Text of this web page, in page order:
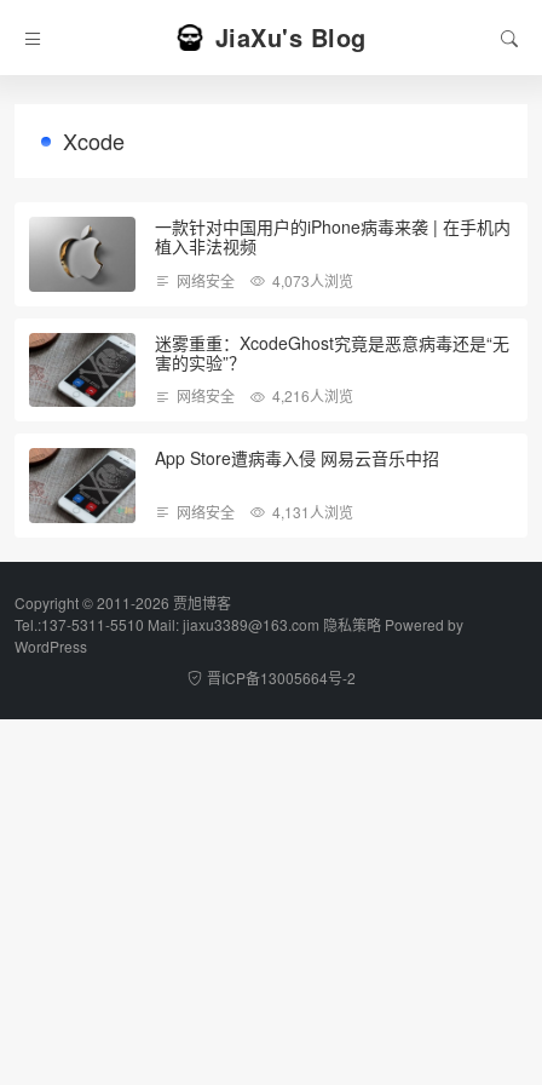
JiaXu's Blog
Xcode
一款针对中国用户的iPhone病毒来袭 | 在手机内
植入非法视频
网络安全 4,073人浏览
迷雾重重：XcodeGhost究竟是恶意病毒还是“无
害的实验”？
网络安全 4,216人浏览
App Store遭病毒入侵 网易云音乐中招
网络安全 4,131人浏览
Copyright © 2011-2026 贾旭博客
Tel.:137-5311-5510 Mail: jiaxu3389@163.com 隐私策略 Powered by
WordPress
晋ICP备13005664号-2